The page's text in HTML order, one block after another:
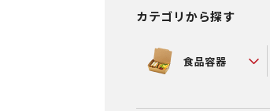
カテゴリから探す
食品容器